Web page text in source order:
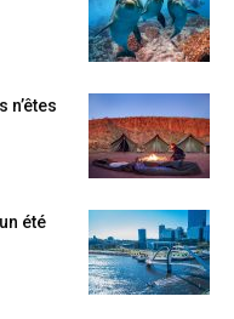
n’êtes
été